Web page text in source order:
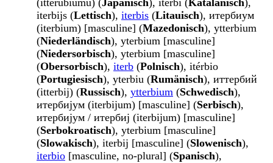
(itterubiumu) (Japanisch), iterbi (Katalanisch),
iterbijs (Lettisch), iterbis (Litauisch), итербиум
(iterbium) [masculine] (Mazedonisch), ytterbium
(Niederländisch), yterbium [masculine]
(Niedersorbisch), yterbium [masculine]
(Obersorbisch), iterb (Polnisch), itérbio
(Portugiesisch), yterbiu (Rumänisch), иттербий
(itterbij) (Russisch), ytterbium (Schwedisch),
итербијум (iterbijum) [masculine] (Serbisch),
итербијум / итербиј (iterbijum) [masculine]
(Serbokroatisch), yterbium [masculine]
(Slowakisch), iterbij [masculine] (Slowenisch),
iterbio [masculine, no-plural] (Spanisch),